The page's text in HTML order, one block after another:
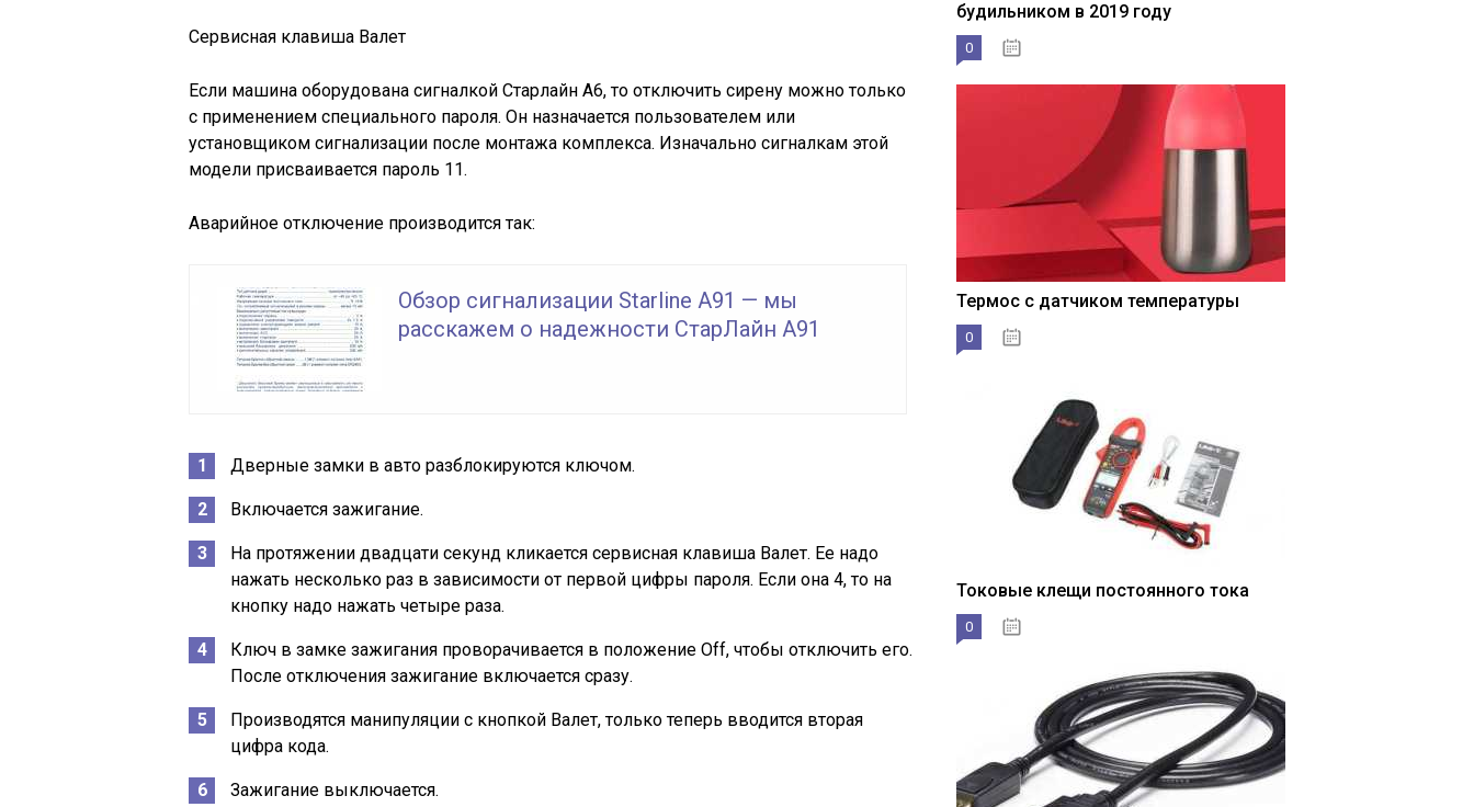
Сервисная клавиша Валет
Если машина оборудована сигналкой Старлайн А6, то отключить сирену можно только
с применением специального пароля. Он назначается пользователем или
установщиком сигнализации после монтажа комплекса. Изначально сигналкам этой
модели присваивается пароль 11.
Аварийное отключение производится так:
Обзор сигнализации Starline A91 — мы
расскажем о надежности СтарЛайн А91
Дверные замки в авто разблокируются ключом.
Включается зажигание.
На протяжении двадцати секунд кликается сервисная клавиша Валет. Ее надо
нажать несколько раз в зависимости от первой цифры пароля. Если она 4, то на
кнопку надо нажать четыре раза.
Ключ в замке зажигания проворачивается в положение Off, чтобы отключить его.
После отключения зажигание включается сразу.
Производятся манипуляции с кнопкой Валет, только теперь вводится вторая
цифра кода.
Зажигание выключается.
будильником в 2019 году
0
Термос с датчиком температуры
0
Токовые клещи постоянного тока
0